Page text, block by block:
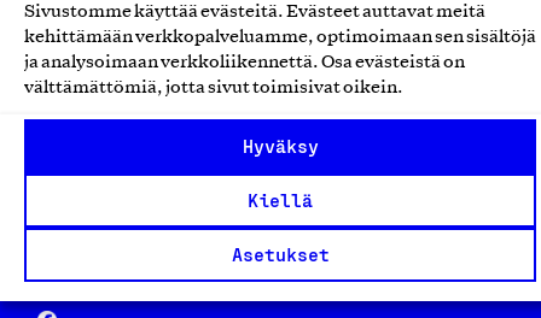
Sivustomme käyttää evästeitä. Evästeet auttavat meitä
kehittämään verkkopalveluamme, optimoimaan sen sisältöjä
ja analysoimaan verkkoliikennettä. Osa evästeistä on
välttämättömiä, jotta sivut toimisivat oikein.
Hyväksy
Kiellä
Asetukset
Avainlippu
Yhteiskunnallinen Yritys -merkki